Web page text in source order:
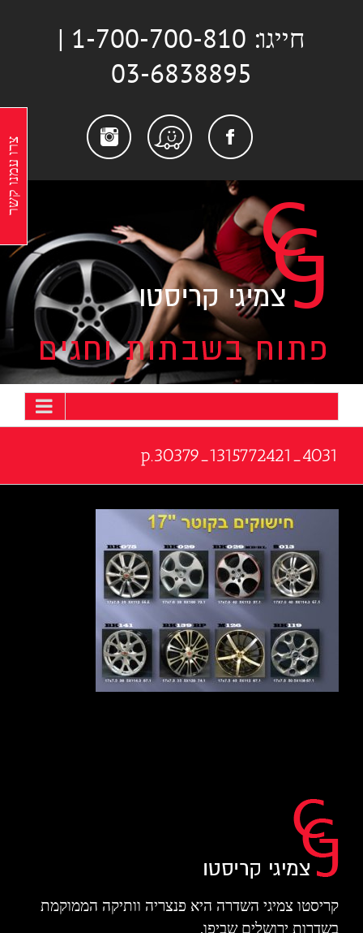
חייגו: 1-700-700-810 |
03-6838895
Facebook
Waze
4031_1315772421_30379.p
קריסטו צמיגי השדרה היא פנצריה וותיקה הממוקמת
בשדרות ירושלים שביפו.
צרו עמנו קשר